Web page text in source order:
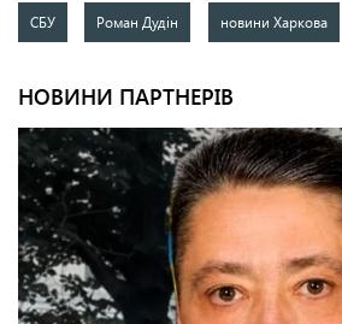
СБУ Роман Дудін новини Харкова